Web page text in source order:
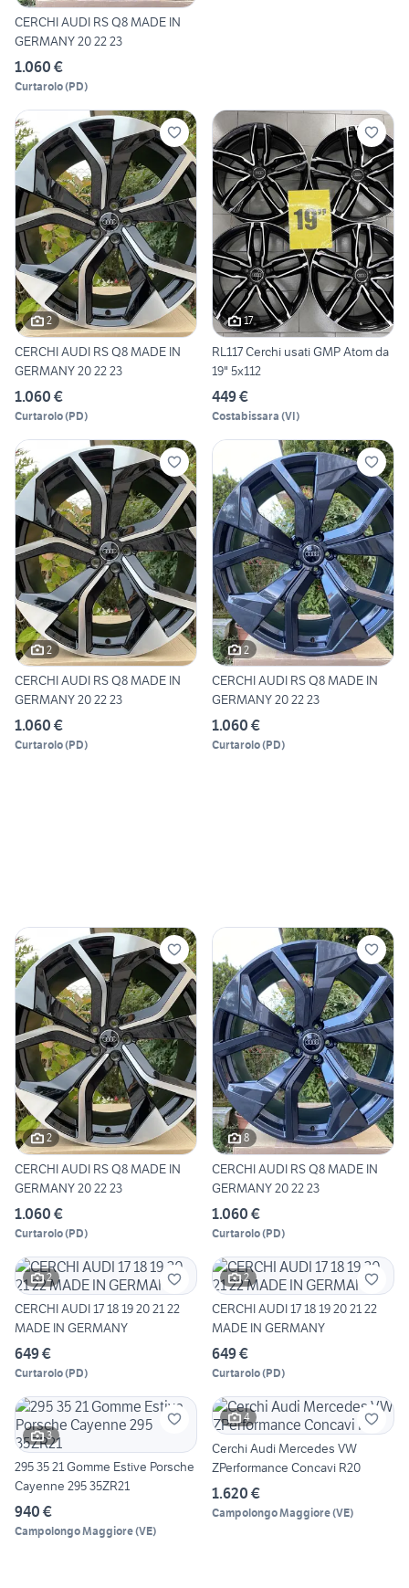
CERCHI AUDI RS Q8 MADE IN
GERMANY 20 22 23
1.060 €
Curtarolo(PD)
2
CERCHI AUDI RS Q8 MADE IN
GERMANY 20 22 23
1.060 €
Curtarolo(PD)
17
RL117 Cerchi usati GMP Atom da
19" 5x112
449 €
Costabissara (VI)
2
CERCHI AUDI RS Q8 MADE IN
GERMANY 20 22 23
1.060 €
Curtarolo(PD)
2
CERCHI AUDI RS Q8 MADE IN
GERMANY 20 22 23
1.060 €
Curtarolo(PD)
2
CERCHI AUDI RS Q8 MADE IN
GERMANY 20 22 23
1.060 €
Curtarolo(PD)
8
CERCHI AUDI RS Q8 MADE IN
GERMANY 20 22 23
1.060 €
Curtarolo(PD)
2
CERCHI AUDI 17 18 19 20 21 22
MADE IN GERMANY
649 €
Curtarolo(PD)
2
CERCHI AUDI 17 18 19 20 21 22
MADE IN GERMANY
649 €
Curtarolo(PD)
3
295 35 21 Gomme Estive Porsche
Cayenne 295 35ZR21
940 €
Campolongo Maggiore(VE)
4
Cerchi Audi Mercedes VW
ZPerformance Concavi R20
1.620 €
Campolongo Maggiore(VE)